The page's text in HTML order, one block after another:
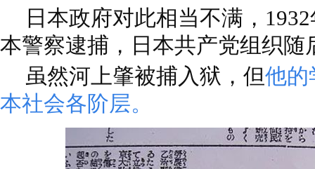
日本政府对此相当不满，
本警察逮捕，日本共产党组织随
虽然河上肇被捕入狱，但他的
本社会各阶层。